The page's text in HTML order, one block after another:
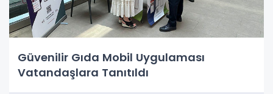
Güvenilir Gıda Mobil Uygulaması
Vatandaşlara Tanıtıldı